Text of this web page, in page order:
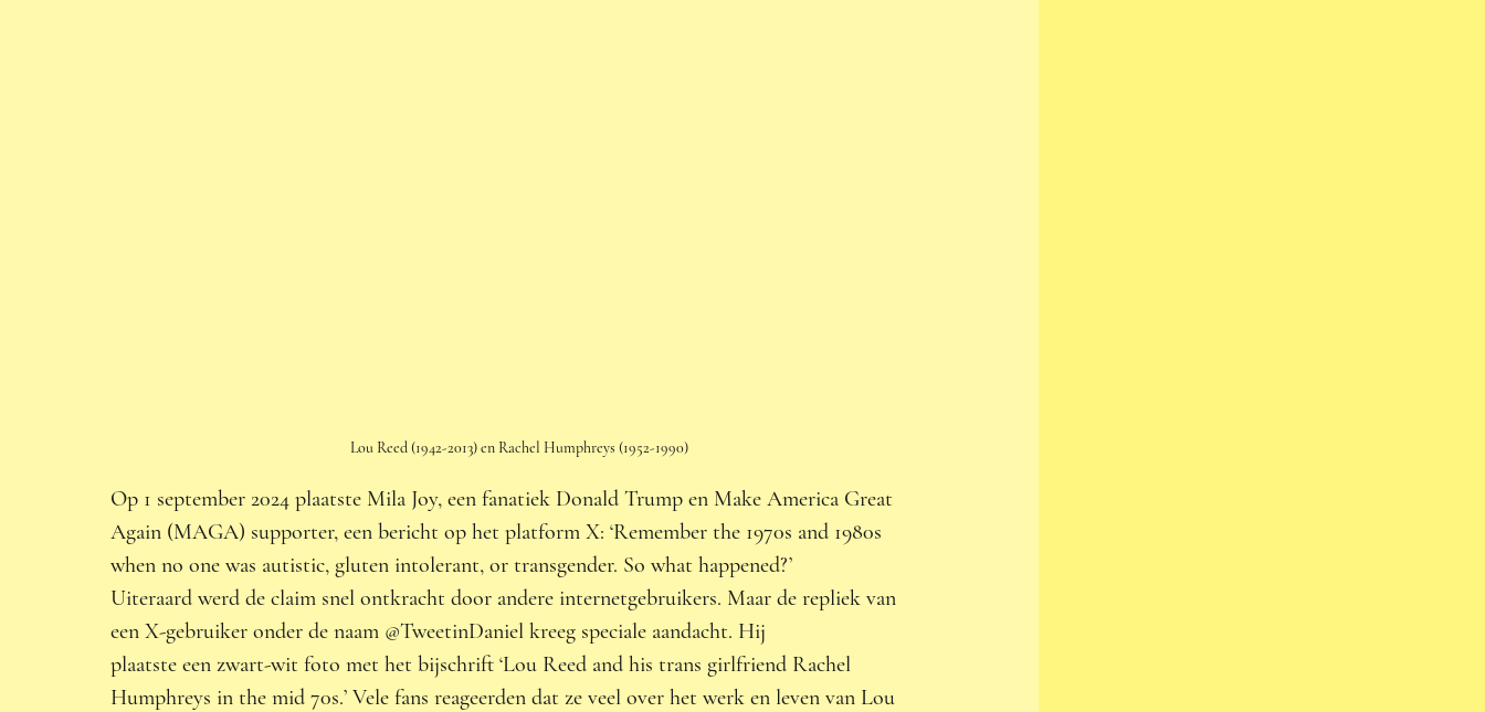
Lou Reed (1942-2013) en Rachel Humphreys (1952-1990)
Op 1 september 2024 plaatste Mila Joy, een fanatiek Donald Trump en Make America Great
Again (MAGA) supporter, een bericht op het platform X: ‘Remember the 1970s and 1980s
when no one was autistic, gluten intolerant, or transgender. So what happened?’
Uiteraard werd de claim snel ontkracht door andere internetgebruikers. Maar de repliek van
een X-gebruiker onder de naam @TweetinDaniel kreeg speciale aandacht. Hij
plaatste een zwart-wit foto met het bijschrift ‘Lou Reed and his trans girlfriend Rachel
Humphreys in the mid 70s.’ Vele fans reageerden dat ze veel over het werk en leven van Lou